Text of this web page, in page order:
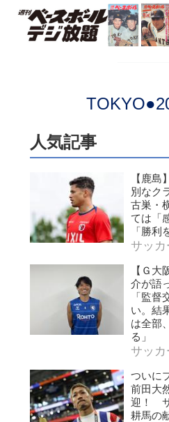
人気記事
【鹿島
別なク
古巣・
ては「
「勝利
サッ
【Ｇ大
介が語
「監督
い。結
は全部
る」
サッ
ついに
前田大
迎！
耕馬の